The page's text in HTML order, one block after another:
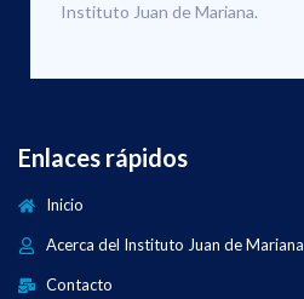
Instituto Juan de Mariana.
Enlaces rápidos
Inicio
Acerca del Instituto Juan de Mariana
Contacto